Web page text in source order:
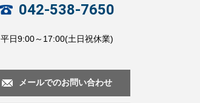
042-538-7650
平日9:00～17:00(土日祝休業)
メールでのお問い合わせ